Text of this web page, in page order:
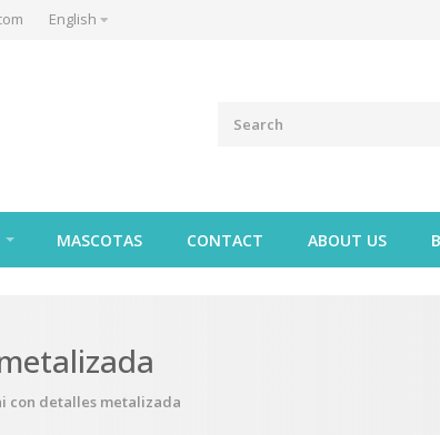
English
MASCOTAS CONTACT ABOUT US
con detalles metalizada